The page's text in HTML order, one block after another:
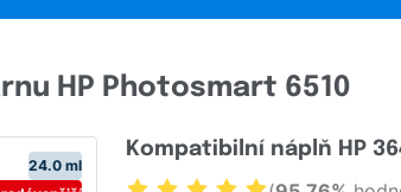
HP Photosmart 6510
24.0 ml
Kompatibilní náplň HP